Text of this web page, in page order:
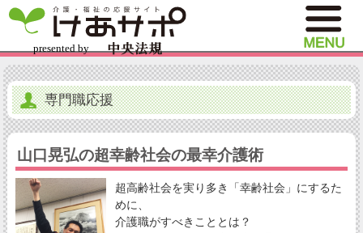
専門職応援
山口晃弘の超幸齢社会の最幸介護術
超高齢社会を実り多き「幸齢社会」にするた
めに、
介護職がすべきこととは？